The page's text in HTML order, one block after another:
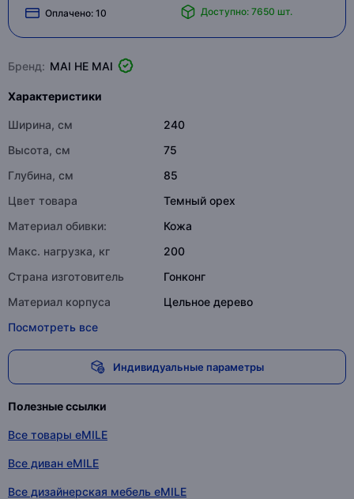
Оплачено: 10 Доступно: 7650 шт.
Бренд: MAI HE MAI
Характеристики
Ширина, см
240
Высота, см
75
Глубина, см
85
Цвет товара
Темный орех
Материал обивки:
Кожа
Макс. нагрузка, кг
200
Страна изготовитель
Гонконг
Материал корпуса
Цельное дерево
Посмотреть все
Индивидуальные параметры
Полезные ссылки
Все товары eMILE
Все диван eMILE
Все дизайнерская мебель eMILE